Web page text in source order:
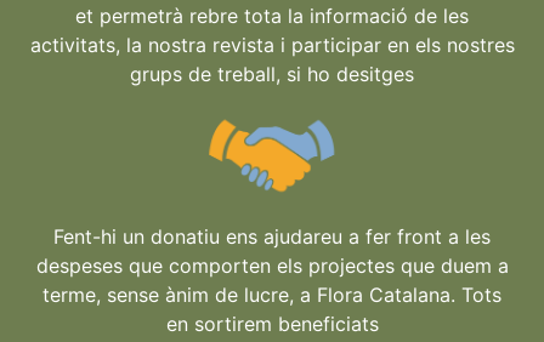
et permetrà rebre tota la informació de les
activitats, la nostra revista i participar en els nostres
grups de treball, si ho desitges
Fent-hi un donatiu ens ajudareu a fer front a les
despeses que comporten els projectes que duem a
terme, sense ànim de lucre, a Flora Catalana. Tots
en sortirem beneficiats